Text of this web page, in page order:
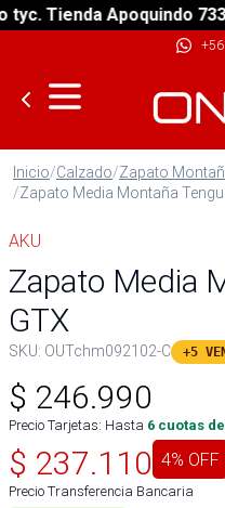
Tienda Apoquindo 7331.
Inicio/Calzado/Zapato
/Zapato Media Montaña
AKU
Zapato Media
GTX
SKU: OUTchm092102-C +5
$ 246.990
Precio Tarjetas: Hasta 6 cuotas
$ 237.110 4% OFF
Precio Transferencia Bancaria